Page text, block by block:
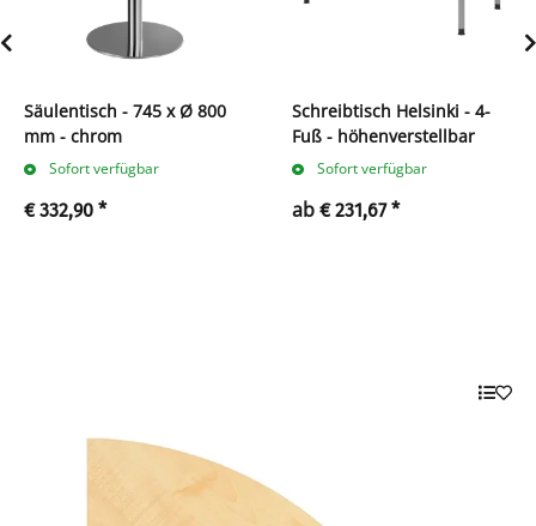
Säulentisch - 745 x Ø 800
mm - chrom
Sofort verfügbar
€ 332,90 *
Schreibtisch Helsinki - 4-
Fuß - höhenverstellbar
Sofort verfügbar
ab € 231,67*